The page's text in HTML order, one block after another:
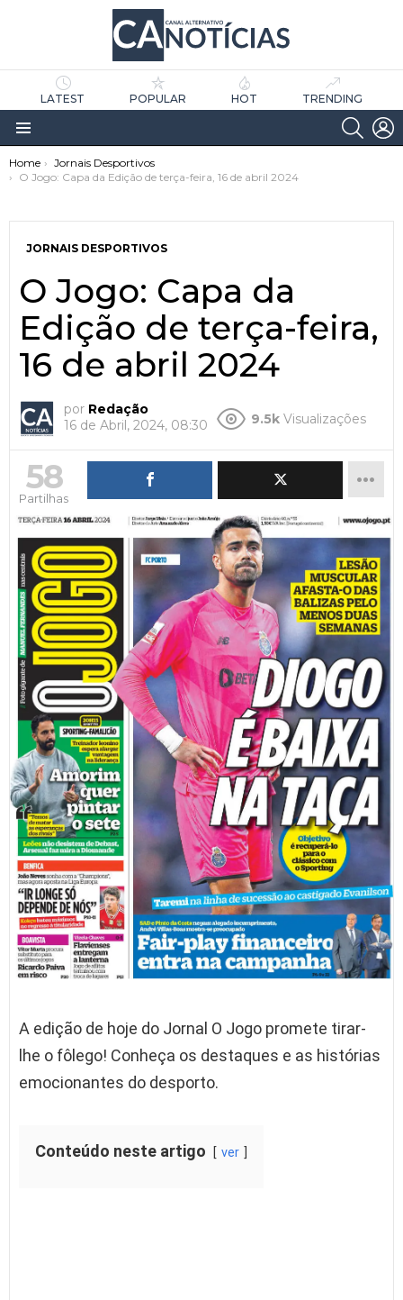
LATEST POPULAR HOT TRENDING
Menu
You are here:
Home
Jornais Desportivos
O Jogo: Capa da Edição de terça-feira, 16 de abril 2024
JORNAIS DESPORTIVOS
O Jogo: Capa da
Edição de terça-feira,
16 de abril 2024
por Redação
16 de Abril, 2024, 08:30
9.5k Visualizações
58
Partilhas
A edição de hoje do Jornal O Jogo promete tirar-
lhe o fôlego! Conheça os destaques e as histórias
emocionantes do desporto.
Conteúdo neste artigo ver